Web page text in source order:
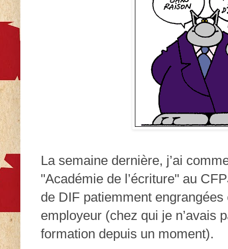
La semaine dernière, j’ai
"Académie de l’écriture" au
de DIF patiemment
employeur (chez qui je n’avais
formation depuis un moment).